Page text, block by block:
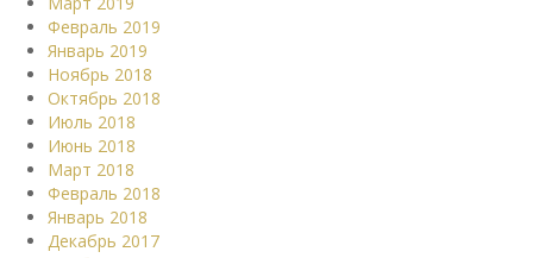
Февраль 2019
Январь 2019
Ноябрь 2018
Октябрь 2018
Июль 2018
Июнь 2018
Март 2018
Февраль 2018
Январь 2018
Декабрь 2017